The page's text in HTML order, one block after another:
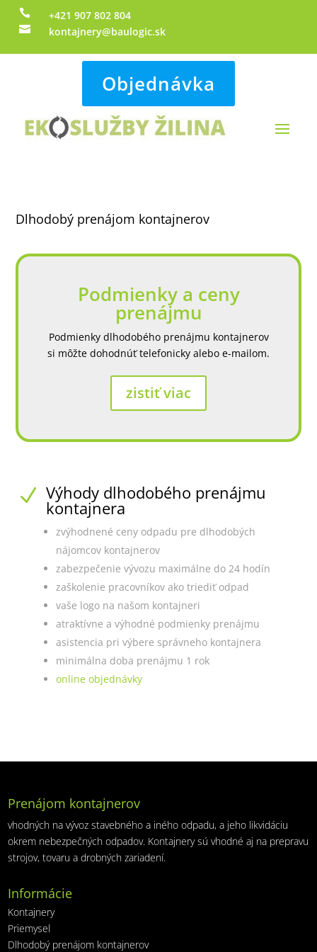
 +421 907 802 804
 kontajnery@baulogic.sk
Objednávka
Dlhodobý prenájom kontajnerov
Podmienky a ceny
prenájmu
Podmienky dlhodobého prenájmu kontajnerov
si môžte dohodnúť telefonicky alebo e-mailom.
zistiť viac
N Výhody dlhodobého prenájmu
kontajnera
zvýhodnené ceny odpadu pre dlhodobých
nájomcov kontajnerov
zabezpečenie vývozu maximálne do 24 hodín
zaškolenie pracovníkov ako triediť odpad
vaše logo na našom kontajneri
atraktívne a výhodné podmienky prenájmu
asistencia pri výbere správneho kontajnera
minimálna doba prenájmu 1 rok
online objednávky
Prenájom kontajnerov
vhodných na vývoz stavebného a iného odpadu, a jeho likvidáciu
okrem nebezpečných odpadov. Kontajnery sú vhodné aj na prepravu
strojov, tovaru a drobných zariadení.
Informácie
Kontajnery
Priemysel
Dlhodobý prenájom kontajnerov